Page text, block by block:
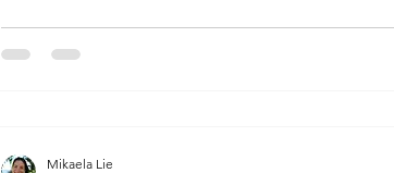
Mikaela Lie